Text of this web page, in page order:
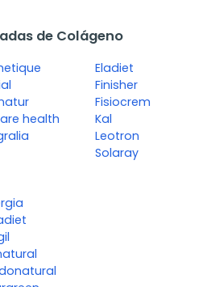
de Colágeno
health
Eladiet
Finisher
Fisiocrem
Kal
Leotron
Solaray